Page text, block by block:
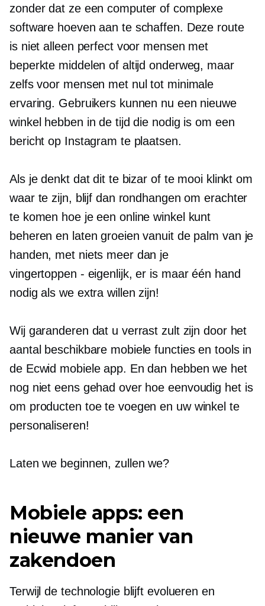
zonder dat ze een computer of complexe
software hoeven aan te schaffen. Deze route
is niet alleen perfect voor mensen met
beperkte middelen of altijd onderweg, maar
zelfs voor mensen met nul tot minimale
ervaring. Gebruikers kunnen nu een nieuwe
winkel hebben in de tijd die nodig is om een ​​
bericht op Instagram te plaatsen.
Als je denkt dat dit te bizar of te mooi klinkt om
waar te zijn, blijf dan rondhangen om erachter
te komen hoe je een online winkel kunt
beheren en laten groeien vanuit de palm van je
handen, met niets meer dan je
vingertoppen - eigenlijk, er is maar één hand
nodig als we extra willen zijn!
Wij garanderen dat u verrast zult zijn door het
aantal beschikbare mobiele functies en tools in
de Ecwid mobiele app. En dan hebben we het
nog niet eens gehad over hoe eenvoudig het is
om producten toe te voegen en uw winkel te
personaliseren!
Laten we beginnen, zullen we?
Mobiele apps: een
nieuwe manier van
zakendoen
Terwijl de technologie blijft evolueren en